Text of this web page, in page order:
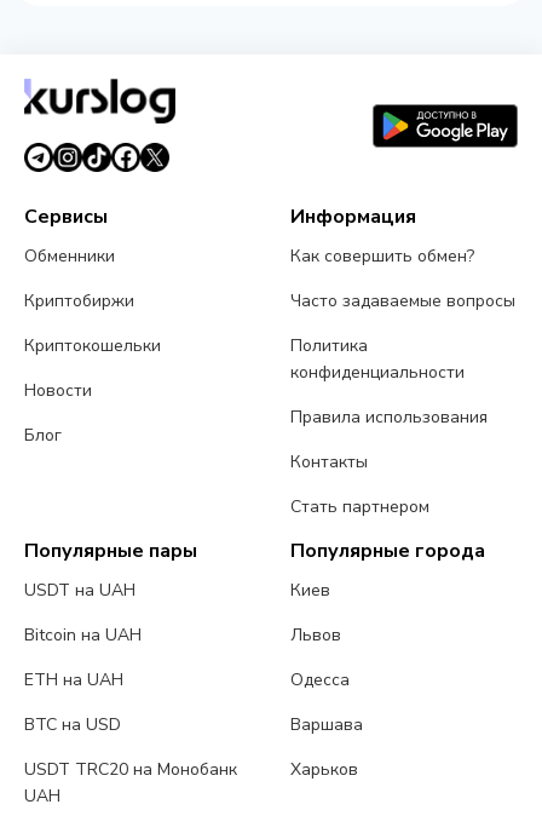
Сервисы
Обменники
Криптобиржи
Криптокошельки
Новости
Блог
Информация
Как совершить обмен?
Часто задаваемые вопросы
Политика
конфиденциальности
Правила использования
Контакты
Стать партнером
Популярные пары
USDT на UAH
Bitcoin на UAH
ETH на UAH
BTC на USD
USDT TRC20 на Монобанк
UAH
Популярные города
Киев
Львов
Одесса
Варшава
Харьков